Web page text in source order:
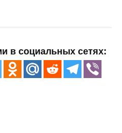
в социальных сетях: